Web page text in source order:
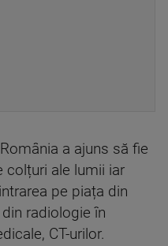
a ajuns să fie
colțuri ale lumii iar
pe piața din
radiologie în
CT-urilor.